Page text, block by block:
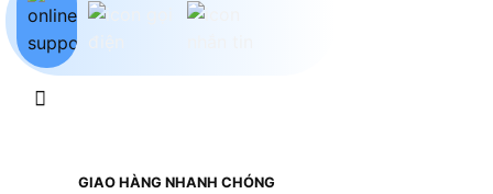
GIAO HÀNG NHANH CHÓNG